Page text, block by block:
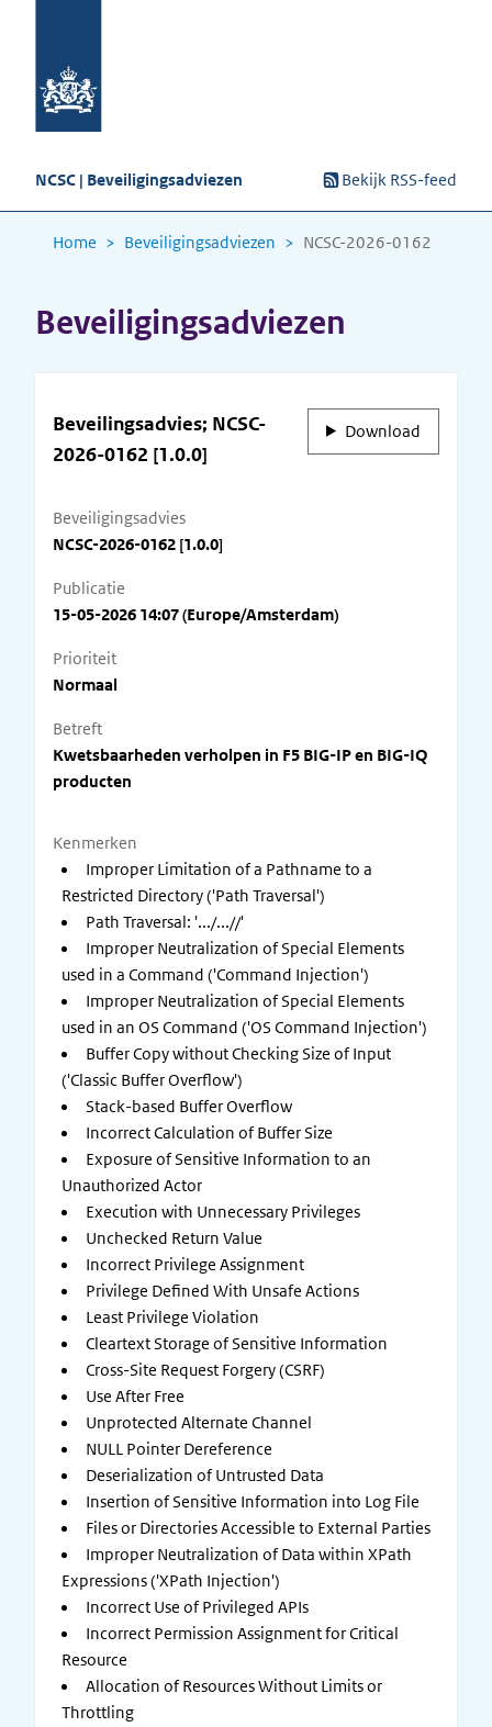
NCSC | Beveiligingsadviezen Bekijk RSS-feed
Home Beveiligingsadviezen NCSC-2026-0162
Beveiligingsadviezen
Download
Beveilingsadvies; NCSC-
2026-0162 [1.0.0]
Beveiligingsadvies
NCSC-2026-0162 [1.0.0]
Publicatie
15-05-2026 14:07 (Europe/Amsterdam)
Prioriteit
Normaal
Betreft
Kwetsbaarheden verholpen in F5 BIG-IP en BIG-IQ
producten
Kenmerken
Improper Limitation of a Pathname to a
Restricted Directory ('Path Traversal')
Path Traversal: '.../...//'
Improper Neutralization of Special Elements
used in a Command ('Command Injection')
Improper Neutralization of Special Elements
used in an OS Command ('OS Command Injection')
Buffer Copy without Checking Size of Input
('Classic Buffer Overflow')
Stack-based Buffer Overflow
Incorrect Calculation of Buffer Size
Exposure of Sensitive Information to an
Unauthorized Actor
Execution with Unnecessary Privileges
Unchecked Return Value
Incorrect Privilege Assignment
Privilege Defined With Unsafe Actions
Least Privilege Violation
Cleartext Storage of Sensitive Information
Cross-Site Request Forgery (CSRF)
Use After Free
Unprotected Alternate Channel
NULL Pointer Dereference
Deserialization of Untrusted Data
Insertion of Sensitive Information into Log File
Files or Directories Accessible to External Parties
Improper Neutralization of Data within XPath
Expressions ('XPath Injection')
Incorrect Use of Privileged APIs
Incorrect Permission Assignment for Critical
Resource
Allocation of Resources Without Limits or
Throttling